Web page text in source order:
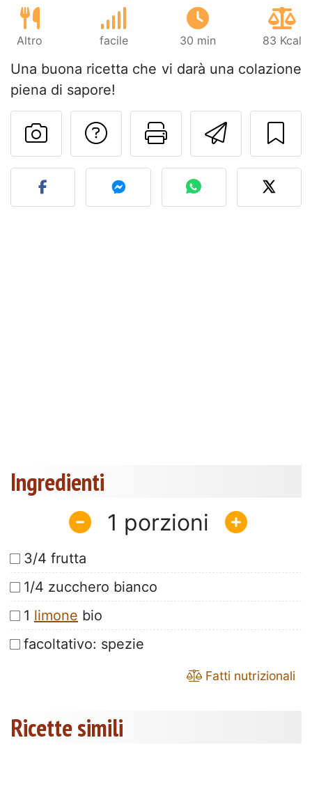
Altro facile 30 min 83 Kcal
Una buona ricetta che vi darà una colazione
piena di sapore!
Invia
Stampa la
Contatta l'autore
Pubblica la foto di
Ingredienti
1
3/4 frutta
1/4 zucchero bianco
1 limone bio
facoltativo: spezie
Fatti nutrizionali
Ricette simili